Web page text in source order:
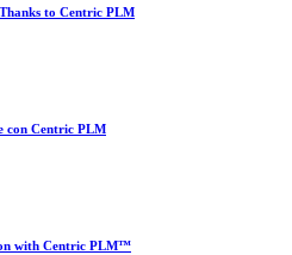
to Centric PLM
con Centric PLM
with Centric PLM™